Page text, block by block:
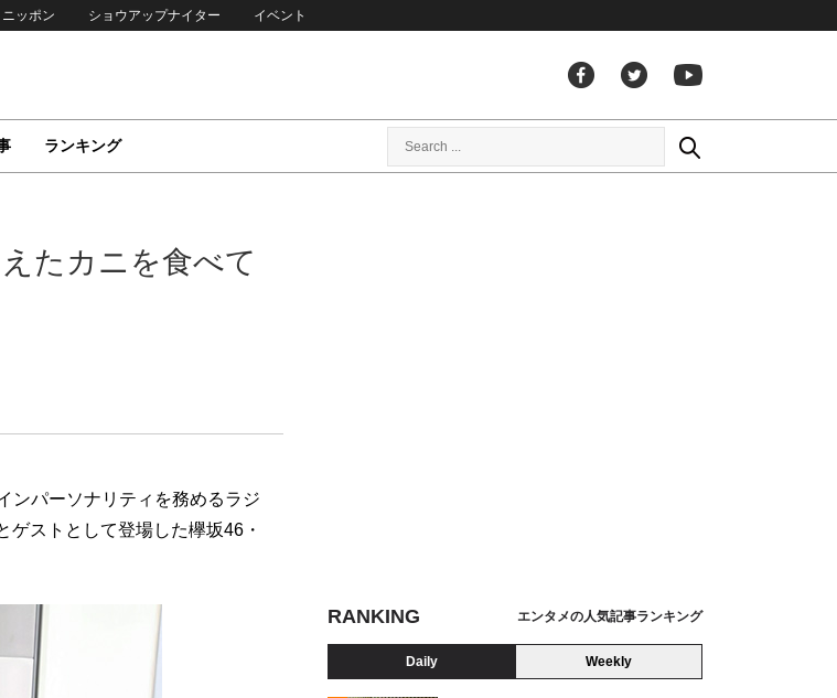
ッポン ショウアップナイター イベント
ランキング
たカニを食べて
ンパーソナリティを務めるラジ
ストとして登場した欅坂46・
RANKING エンタメの人気記事ランキング
Daily Weekly